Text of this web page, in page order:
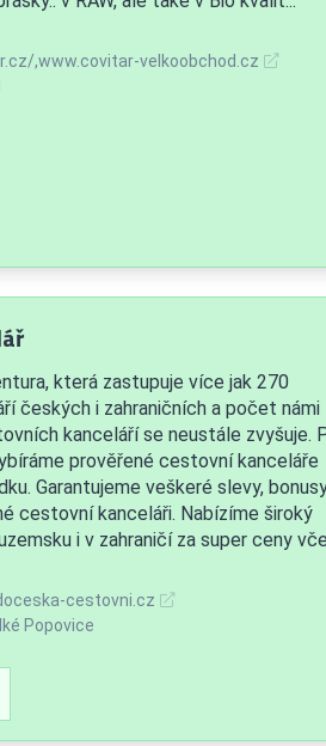
,www.covitar-velkoobchod.cz
která zastupuje více jak 270
českých i zahraničních a počet námi
kanceláří se neustále zvyšuje.
prověřené cestovní kanceláře
Garantujeme veškeré slevy,
cestovní kanceláři. Nabízíme široký
i v zahraničí za super ceny
cestovni.cz
Popovice